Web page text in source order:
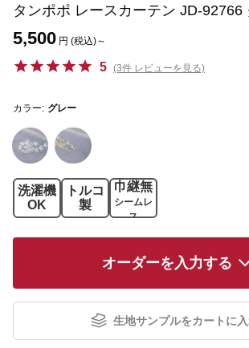
タンポポ レースカーテン JD-92766
5,500 円 (税込)～
5 (3件 レビューを見る)
カラー: グレー
洗濯機
OK
トルコ
製
巾継無
シームレ
ス
オーダーを入力する
生地サンプルをカートに